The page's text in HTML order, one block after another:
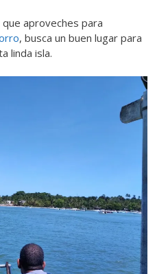
aproveches para
, busca un buen lugar para
linda isla.